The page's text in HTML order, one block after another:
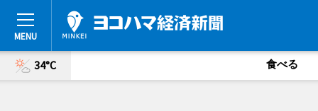
34°C 食べる